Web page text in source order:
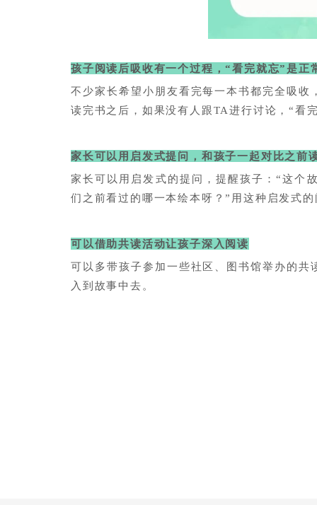
孩子阅读后吸收有一个过程，“看完就忘”是正
不少家长希望小朋友看完每一本书都完全吸
读完书之后，如果没有人跟TA进行讨论，“看
家长可以用启发式提问，和孩子一起对比之前
家长可以用启发式的提问，提醒孩子：“这个
们之前看过的哪一本绘本呀？”用这种启发式
可以借助共读活动让孩子深入阅读
可以多带孩子参加一些社区、图书馆举办的
入到故事中去。